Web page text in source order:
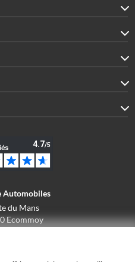
Automobiles
du Mans
Ecommoy